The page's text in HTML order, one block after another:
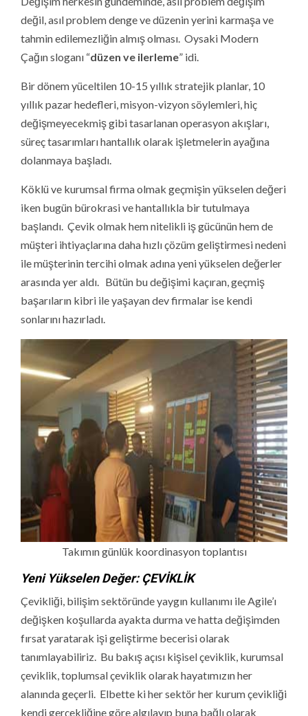
değil, asıl problem denge ve düzenin yerini karmaşa ve
tahmin edilemezliğin almış olması. Oysaki Modern
Çağın sloganı “düzen ve ilerleme” idi.
Bir dönem yüceltilen 10-15 yıllık stratejik planlar, 10
yıllık pazar hedefleri, misyon-vizyon söylemleri, hiç
değişmeyecekmiş gibi tasarlanan operasyon akışları,
süreç tasarımları hantallık olarak işletmelerin ayağına
dolanmaya başladı.
Köklü ve kurumsal firma olmak geçmişin yükselen değeri
iken bugün bürokrasi ve hantallıkla bir tutulmaya
başlandı. Çevik olmak hem nitelikli iş gücünün hem de
müşteri ihtiyaçlarına daha hızlı çözüm geliştirmesi nedeni
ile müşterinin tercihi olmak adına yeni yükselen değerler
arasında yer aldı. Bütün bu değişimi kaçıran, geçmiş
başarıların kibri ile yaşayan dev firmalar ise kendi
sonlarını hazırladı.
Takımın günlük koordinasyon toplantısı
Yeni Yükselen Değer: ÇEVİKLİK
Çevikliği, bilişim sektöründe yaygın kullanımı ile Agile’ı
değişken koşullarda ayakta durma ve hatta değişimden
fırsat yaratarak işi geliştirme becerisi olarak
tanımlayabiliriz. Bu bakış açısı kişisel çeviklik, kurumsal
çeviklik, toplumsal çeviklik olarak hayatımızın her
alanında geçerli. Elbette ki her sektör her kurum çevikliği
kendi gerçekliğine göre algılayıp buna bağlı olarak